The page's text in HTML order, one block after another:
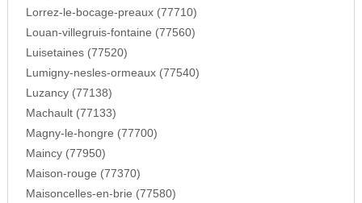
Lorrez-le-bocage-preaux (77710)
Louan-villegruis-fontaine (77560)
Luisetaines (77520)
Lumigny-nesles-ormeaux (77540)
Luzancy (77138)
Machault (77133)
Magny-le-hongre (77700)
Maincy (77950)
Maison-rouge (77370)
Maisoncelles-en-brie (77580)